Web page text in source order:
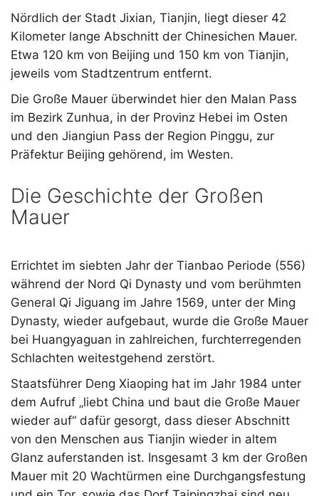
Nördlich der Stadt Jixian, Tianjin, liegt dieser 42
Kilometer lange Abschnitt der Chinesichen Mauer.
Etwa 120 km von Beijing und 150 km von Tianjin,
jeweils vom Stadtzentrum entfernt.
Die Große Mauer überwindet hier den Malan Pass
im Bezirk Zunhua, in der Provinz Hebei im Osten
und den Jiangiun Pass der Region Pinggu, zur
Präfektur Beijing gehörend, im Westen.
Die Geschichte der Großen
Mauer
Errichtet im siebten Jahr der Tianbao Periode (556)
während der Nord Qi Dynasty und vom berühmten
General Qi Jiguang im Jahre 1569, unter der Ming
Dynasty, wieder aufgebaut, wurde die Große Mauer
bei Huangyaguan in zahlreichen, furchterregenden
Schlachten weitestgehend zerstört.
Staatsführer Deng Xiaoping hat im Jahr 1984 unter
dem Aufruf „liebt China und baut die Große Mauer
wieder auf“ dafür gesorgt, dass dieser Abschnitt
von den Menschen aus Tianjin wieder in altem
Glanz auferstanden ist. Insgesamt 3 km der Großen
Mauer mit 20 Wachtürmen eine Durchgangsfestung